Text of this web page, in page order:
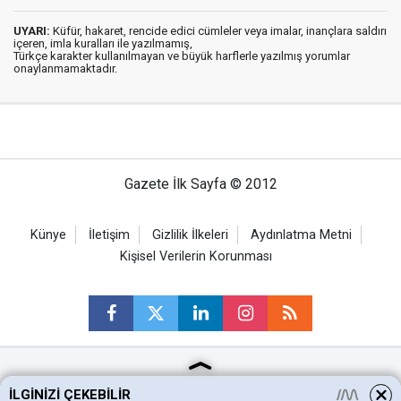
UYARI: Küfür, hakaret, rencide edici cümleler veya imalar, inançlara saldırı
içeren, imla kuralları ile yazılmamış,
Türkçe karakter kullanılmayan ve büyük harflerle yazılmış yorumlar
onaylanmamaktadır.
Gazete İlk Sayfa © 2012
Künye İletişim Gizlilik İlkeleri
Aydınlatma Metni
Kişisel Verilerin Korunması
Ankara Haberleri
İLGINIZI ÇEKEBILIR